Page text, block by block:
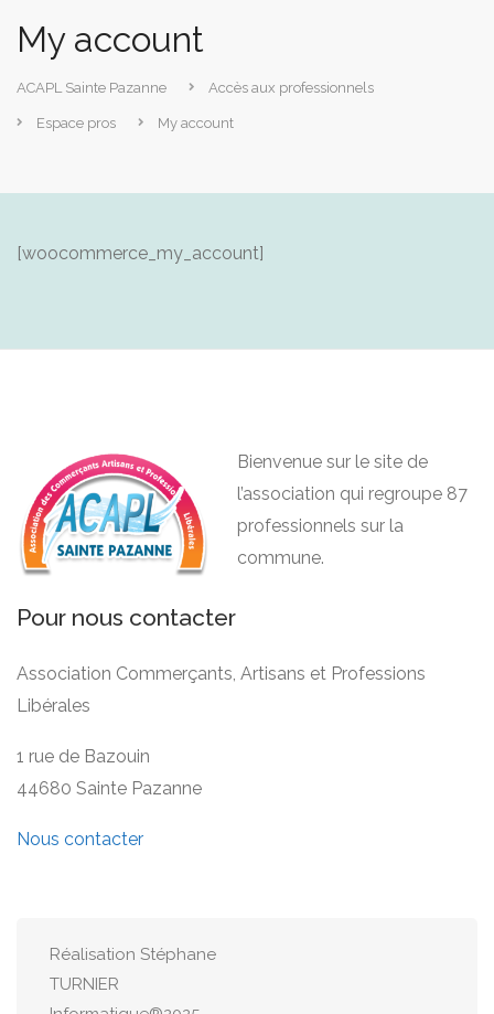
My account
ACAPL Sainte Pazanne Accès aux professionnels
Espace pros My account
[woocommerce_my_account]
Bienvenue sur le site de
l’association qui regroupe 87
professionnels sur la
commune.
Pour nous contacter
Association Commerçants, Artisans et Professions
Libérales
1 rue de Bazouin
44680 Sainte Pazanne
Nous contacter
Réalisation Stéphane
TURNIER